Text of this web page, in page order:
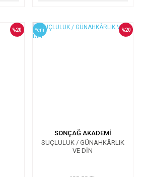
%20 Yeni
SONÇAĞ AKADEMİ
SUÇLULUK / GÜNAHKÂRLIK
VE DİN
%20